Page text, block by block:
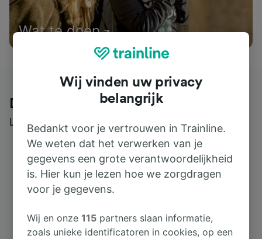
Wat te doen
Dit zeggen klanten over Trainline
Lees echte beoordelingen van echte gebruikers
Wij vinden uw privacy
belangrijk
Bedankt voor je vertrouwen in Trainline.
We weten dat het verwerken van je
gegevens een grote verantwoordelijkheid
is. Hier kun je lezen hoe we zorgdragen
voor je gegevens.
Wij en onze115 partners slaan informatie,
zoals unieke identificatoren in cookies, op een